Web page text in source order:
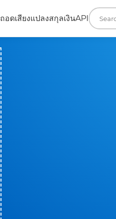
ถอดเสียงแปลงสกุลเงินAPI